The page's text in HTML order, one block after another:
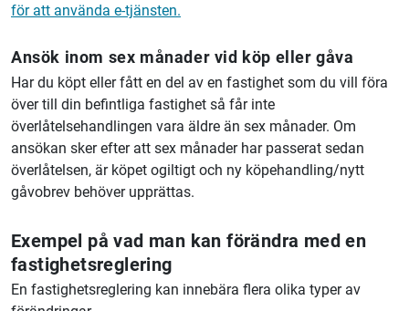
för att använda e-tjänsten.
Ansök inom sex månader vid köp eller gåva
Har du köpt eller fått en del av en fastighet som du vill föra
över till din befintliga fastighet så får inte
överlåtelsehandlingen vara äldre än sex månader. Om
ansökan sker efter att sex månader har passerat sedan
överlåtelsen, är köpet ogiltigt och ny köpehandling/nytt
gåvobrev behöver upprättas.
Exempel på vad man kan förändra med en
fastighetsreglering
En fastighetsreglering kan innebära flera olika typer av